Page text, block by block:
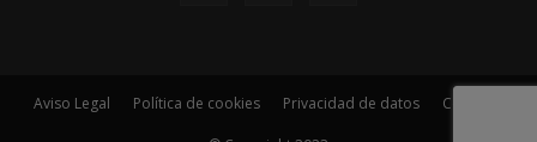
Aviso Legal Política de cookies Privacidad de datos Contacto